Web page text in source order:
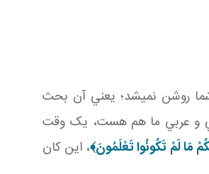
شما روشن نمي شد؛ يعني آن بحث
و عربي ما هم هست، يک وقت
مَا لَمْ تَكُونُوا تَعْلَمُونَ﴾، اين کان